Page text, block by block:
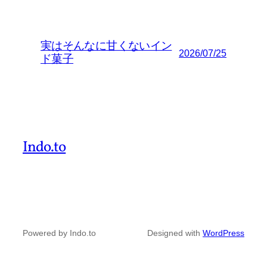
実はそんなに甘くないイン
ド菓子
2026/07/25
Indo.to
Powered by Indo.to Designed with WordPress